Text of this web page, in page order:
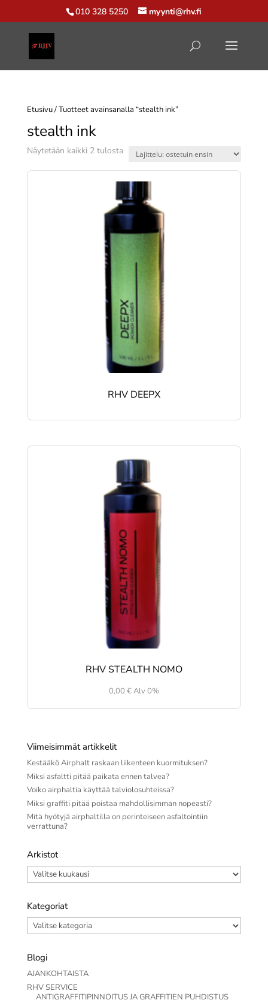
010 328 5250 myynti@rhv.fi
Etusivu/ Tuotteet avainsanalla “stealth ink”
stealth ink
Näytetään kaikki 2 tulostaSuosituimmat
ensin
RHV DEEPX
RHV STEALTH NOMO
0,00 €Alv 0%
Viimeisimmät artikkelit
Kestääkö Airphalt raskaan liikenteen kuormituksen?
Miksi asfaltti pitää paikata ennen talvea?
Voiko airphaltia käyttää talviolosuhteissa?
Miksi graffiti pitää poistaa mahdollisimman nopeasti?
Mitä hyötyjä airphaltilla on perinteiseen asfaltointiin
verrattuna?
Arkistot
Arkistot
Kategoriat
Kategoriat
Blogi
AJANKOHTAISTA
RHV SERVICE
ANTIGRAFFITIPINNOITUS JA GRAFFITIEN PUHDISTUS